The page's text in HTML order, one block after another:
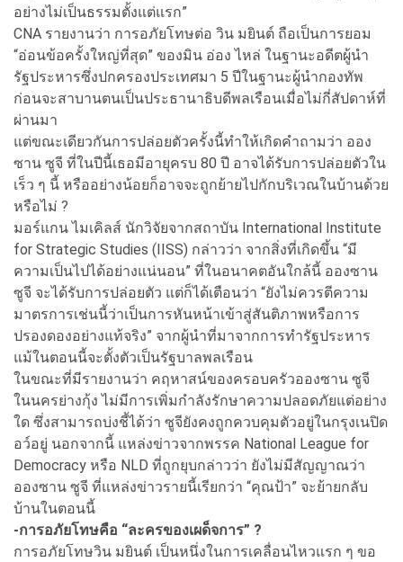
อย่างไม่เป็นธรรมตั้งแต่แรก”
CNA รายงานว่า การอภัยโทษต่อ วิน มยินต์ ถือเป็นการยอม
“อ่อนข้อครั้งใหญ่ที่สุด” ของมิน อ่อง ไหล่ ในฐานะอดีตผู้นำ
รัฐประหารซึ่งปกครองประเทศมา 5 ปีในฐานะผู้นำกองทัพ
ก่อนจะสาบานตนเป็นประธานาธิบดีพลเรือนเมื่อไม่กี่สัปดาห์ที่
ผ่านมา
แต่ขณะเดียวกันการปล่อยตัวครั้งนี้ทำให้เกิดคำถามว่า ออง
ซาน ซูจี ที่ในปีนี้เธอมีอายุครบ 80 ปี อาจได้รับการปล่อยตัวใน
เร็ว ๆ นี้ หรืออย่างน้อยก็อาจจะถูกย้ายไปกักบริเวณในบ้านด้วย
หรือไม่ ?
มอร์แกน ไมเคิลส์ นักวิจัยจากสถาบัน International Institute
for Strategic Studies (IISS) กล่าวว่า จากสิ่งที่เกิดขึ้น “มี
ความเป็นไปได้อย่างแน่นอน” ที่ในอนาคตอันใกล้นี้ อองซาน
ซูจี จะได้รับการปล่อยตัว แต่ก็ได้เตือนว่า “ยังไม่ควรตีความ
มาตรการเช่นนี้ว่าเป็นการหันหน้าเข้าสู่สันติภาพหรือการ
ปรองดองอย่างแท้จริง” จากผู้นำที่มาจากการทำรัฐประหาร
แม้ในตอนนี้จะตั้งตัวเป็นรัฐบาลพลเรือน
ในขณะที่มีรายงานว่า คฤหาสน์ของครอบครัวอองซาน ซูจี
ในนครย่างกุ้ง ไม่มีการเพิ่มกำลังรักษาความปลอดภัยแต่อย่าง
ใด ซึ่งสามารถบ่งชี้ได้ว่า ซูจียังคงถูกควบคุมตัวอยู่ในกรุงเนปิด
อว์อยู่ นอกจากนี้ แหล่งข่าวจากพรรค National League for
Democracy หรือ NLD ที่ถูกยุบกล่าวว่า ยังไม่มีสัญญาณว่า
อองซาน ซูจี ที่แหล่งข่าวรายนี้เรียกว่า “คุณป้า” จะย้ายกลับ
บ้านในตอนนี้
-การอภัยโทษคือ “ละครของเผด็จการ” ?
การอภัยโทษวิน มยินต์ เป็นหนึ่งในการเคลื่อนไหวแรก ๆ ขอ